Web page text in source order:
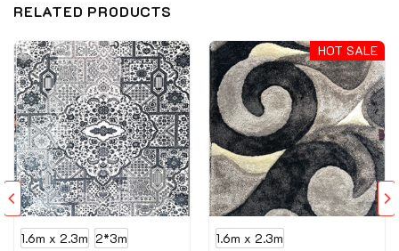
SERENA-SF1010
Chất liệu
PP+Polyester
Chiều cao sợi
9 mm
Trọng lượng
2000g/m2
Bảng thông số kỹ thuật của sản phẩm
Đặc điểm nổi bật của thảm mỹ thuậtSERENA-
SF1010
Sản phẩm thảm trải sàn SERENA-SF1010
RELATED PRODUCTS
1.6m x 2.3m 2*3m
HOT SALE
1.6m x 2.3m